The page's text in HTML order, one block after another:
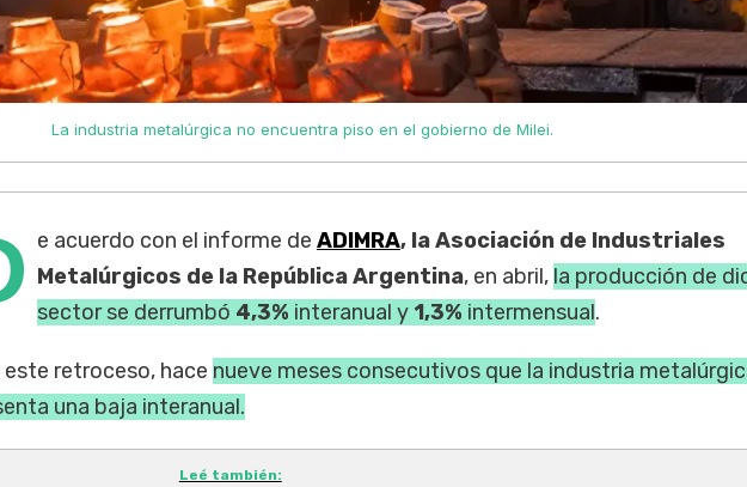
La industria metalúrgica no encuentra piso en el gobierno de Milei.
e acuerdo con el informe de ADIMRA, la Asociación de Industriales
Metalúrgicos de la República Argentina, en abril, la producción de
sector se derrumbó 4,3% interanual y 1,3% intermensual.
este retroceso, hace nueve meses consecutivos que la industria
una baja interanual.
Leé también: